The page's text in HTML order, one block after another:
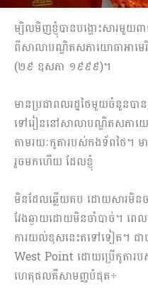
ម្សិលមិញខ្ញុំបានបង្ហោះសារមួយពា
ពីសាលាបណ្ឌិតសភាយោធាអាម
(២៩ ឧសភា ១៩៩៩)។
មានប្រជាពលរដ្ឋថៃមួយចំនួនប
ទៅរៀននៅសាលាបណ្ឌិតសភាយ
តាមរយៈកូតារបស់កងទ័ពថៃ។ ម
រួចមកហើយ ដែលខ្ញុំ
មិនដែលឆ្លើយតប ដោយសារមិ
វែងឆ្ងាយដោយមិនចាំបាច់។ ពេល
ការយល់ខុសនេះតទៅទៀត។ ជា
West Point ដោយប្រើកូតារ
ហេតុផលគឺសាមញ្ញបំផុត÷